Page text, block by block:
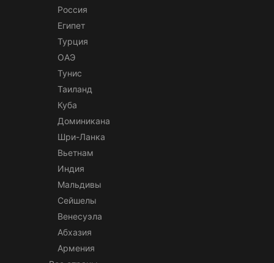
Россия
Египет
Турция
ОАЭ
Тунис
Таиланд
Куба
Доминикана
Шри-Ланка
Вьетнам
Индия
Мальдивы
Сейшелы
Венесуэла
Абхазия
Армения